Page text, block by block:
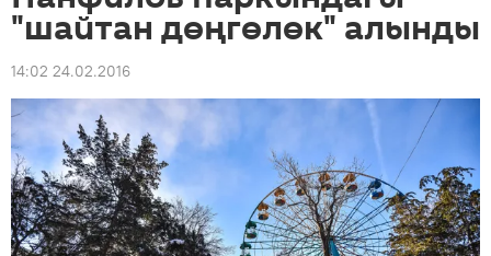
"шайтан дөңгөлөк" алынды
14:02 24.02.2016